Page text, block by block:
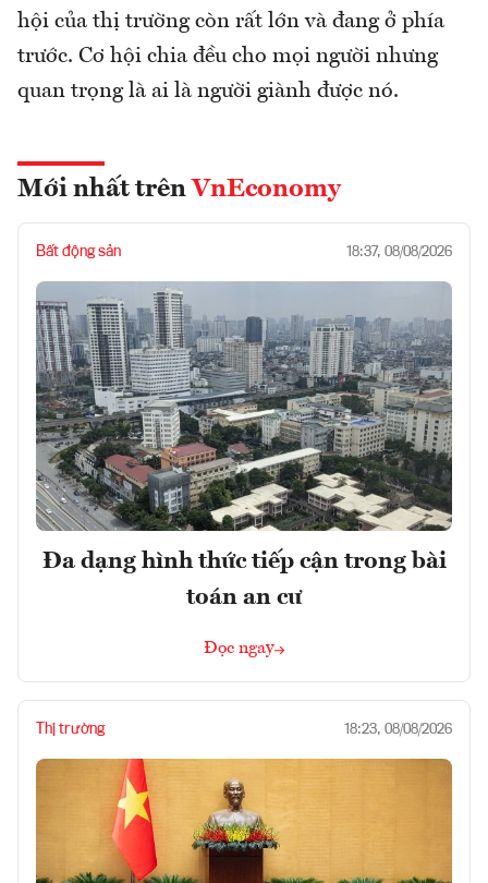
hội của thị trường còn rất lớn và đang ở phía
trước. Cơ hội chia đều cho mọi người nhưng
quan trọng là ai là người giành được nó.
Mới nhất trên VnEconomy
Bất động sản 18:37, 08/08/2026
Đa dạng hình thức tiếp cận trong bài
toán an cư
Đọc ngay
Thị trường 18:23, 08/08/2026